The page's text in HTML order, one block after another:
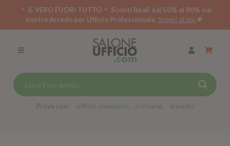
IL VERO FUORI TUTTO
Sconti Reali dal 50% al 90% sul
nostro Arredo per Ufficio Professionale. Scopri di più
Prova con: ufficio completo scrivania armadio
SCRIVANIE SPECIAL DESK
CASSETTIERE